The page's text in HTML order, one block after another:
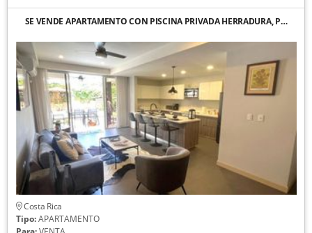
SE VENDE APARTAMENTO CON PISCINA PRIVADA HERRADURA, P…
Costa Rica
Tipo:APARTAMENTO